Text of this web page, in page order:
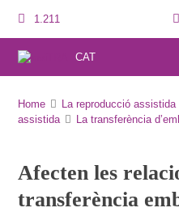
1.211
CAT
Home La reproducció assistida
assistida
La transferència
Afecten les
transferència